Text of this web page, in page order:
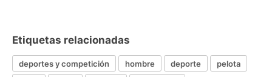
Etiquetas relacionadas
deportes y competición hombre deporte
pelota